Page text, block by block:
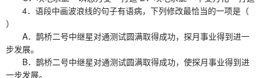
4．语段中画波浪线的句子有语病，下列修改最恰当的一项是（
）
A．鹊桥二号中继星对通测试圆满取得成功，探月事业得到进一
步发展。
B．鹊桥二号中继星对通测试圆满取得成功，使探月事业得到进
一步发展。